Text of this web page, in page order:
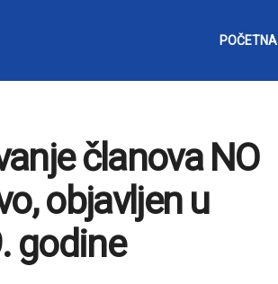
POČETNA
članova NO
objavljen u
godine